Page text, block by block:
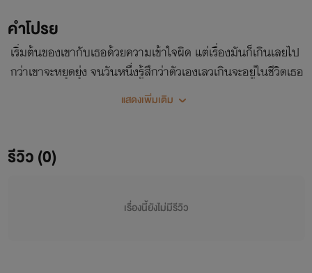
คำโปรย
เริ่มต้นของเขากับเธอด้วยความเข้าใจผิด แต่เรื่องมันก็เกินเลยไป
กว่าเขาจะหยุดยุ่ง จนวันหนึ่งรู้สึกว่าตัวเองเลวเกินจะอยู่ในชีวิตเธอ
ต่อไปจึงยอมจาก...โดยที่ไม่สิ้นไร้เสน่หา
แสดงเพิ่มเติม
รีวิว (0)
เรื่องนี้ยังไม่มีรีวิว